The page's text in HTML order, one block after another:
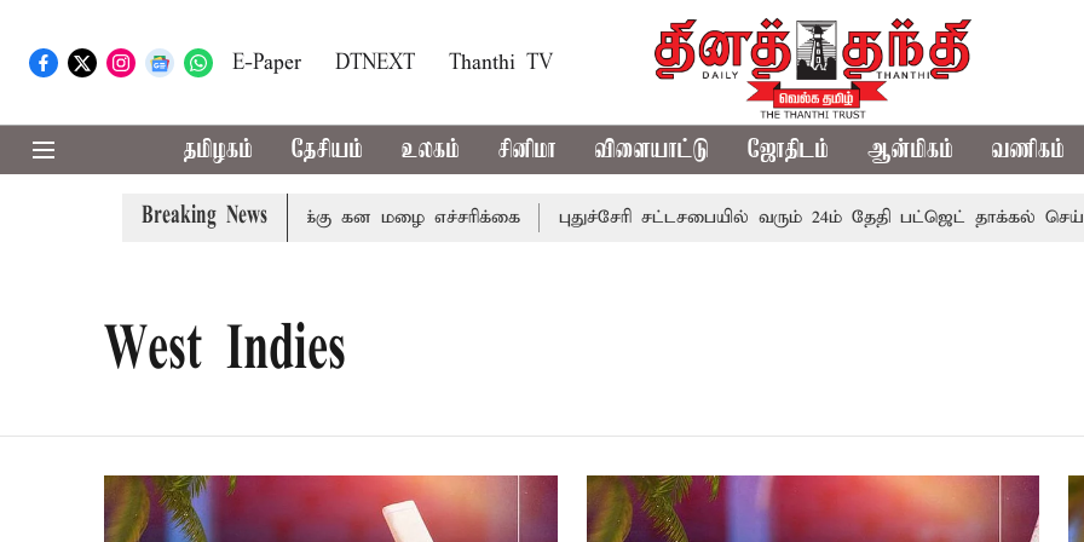
E-Paper DTNEXT Thanthi TV
தமிழகம் தேசியம் உலகம் சினிமா விளையாட்டு ஜோதிடம் ஆன்மிகம் வணிகம்
Breaking News
ஆகிய மாவட்டங்களுக்கு கன மழை எச்சரிக்கை புதுச்சேரி சட்டசபையில் வரும் 24ம் தேதி பட்ஜெட் தாக்கல்
West Indies